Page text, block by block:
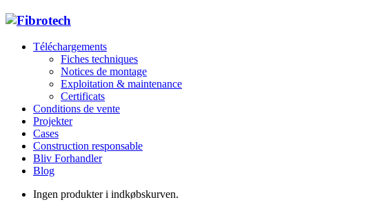
Téléchargements
Fiches techniques
Notices de montage
Exploitation & maintenance
Certificats
Conditions de vente
Projekter
Cases
Construction responsable
Bliv Forhandler
Blog
Ingen produkter i indkøbskurven.